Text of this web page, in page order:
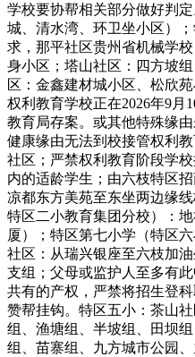
学校要协帮相关部分做好判
城、清水湾、环卫坐小区）
求，那平社区贵州省机械学
身小区；塔山社区：四方坡
区：金鑫建材城小区、松欣
权利教育学校正在2026年9月
教育局存案。或其他特殊缘
健康缘由无法到校接管权利
社区；严禁权利教育阶段学
内的适龄学生；由六枝特区
凉都东方美苑至东坐两边缘
特区二小教育集团分校）：
厦）；特区第七小学（特区
社区：从瑞兴银座至六枝加
支组；父母或监护人至多有
共有的产权，严禁将招生登
赞帮挂钩。特区五小：茶山
组、渔塘组、半坡组、田坝
组、苗寨组、九方城市公园